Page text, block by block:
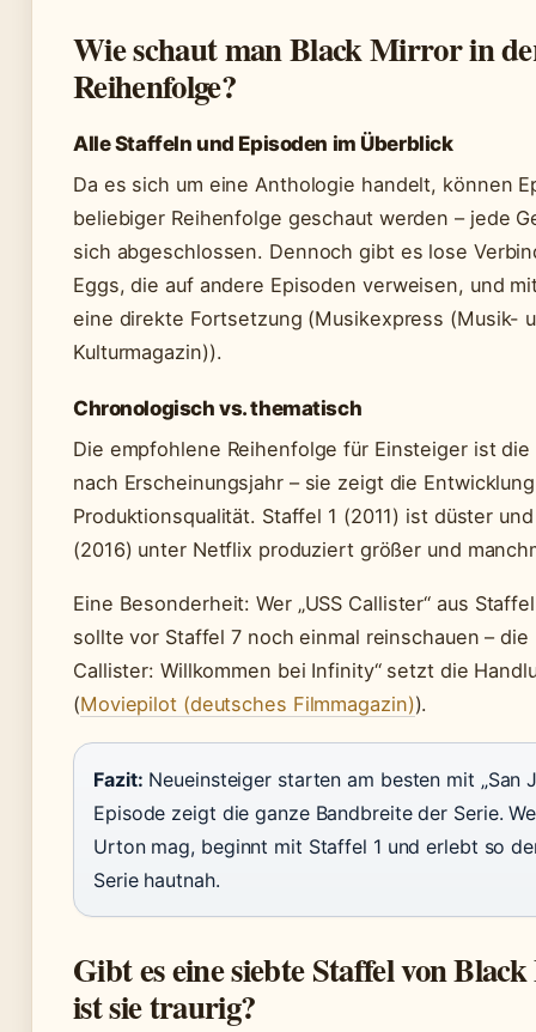
Wie schaut man Black Mirror in
Reihenfolge?
Alle Staffeln und Episoden im Überblick
Da es sich um eine Anthologie handelt, können
beliebiger Reihenfolge geschaut werden – jede
sich abgeschlossen. Dennoch gibt es lose
Eggs, die auf andere Episoden verweisen, und
eine direkte Fortsetzung (Musikexpress (Musik-
Kulturmagazin)).
Chronologisch vs. thematisch
Die empfohlene Reihenfolge für Einsteiger ist
nach Erscheinungsjahr – sie zeigt die
Produktionsqualität. Staffel 1 (2011) ist düster
(2016) unter Netflix produziert größer und
Eine Besonderheit: Wer „USS Callister“ aus
sollte vor Staffel 7 noch einmal reinschauen – die
Callister: Willkommen bei Infinity“ setzt die
(Moviepilot (deutsches Filmmagazin)).
Fazit: Neueinsteiger starten am besten mit „San
Episode zeigt die ganze Bandbreite der Serie.
Urton mag, beginnt mit Staffel 1 und erlebt so
Serie hautnah.
Gibt es eine siebte Staffel von
ist sie traurig?